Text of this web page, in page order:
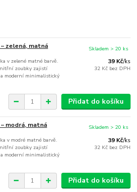
zelená, matná
v zelené matné barvě.
zoubky zajistí
moderní minimalistický
39 Kč/ks
32 Kč bez DPH
Skladem > 20 ks
Přidat do košíku
modrá, matná
v modré matné barvě.
zoubky zajistí
moderní minimalistický
39 Kč/ks
32 Kč bez DPH
Skladem > 20 ks
Přidat do košíku